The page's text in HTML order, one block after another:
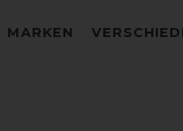
MARKEN